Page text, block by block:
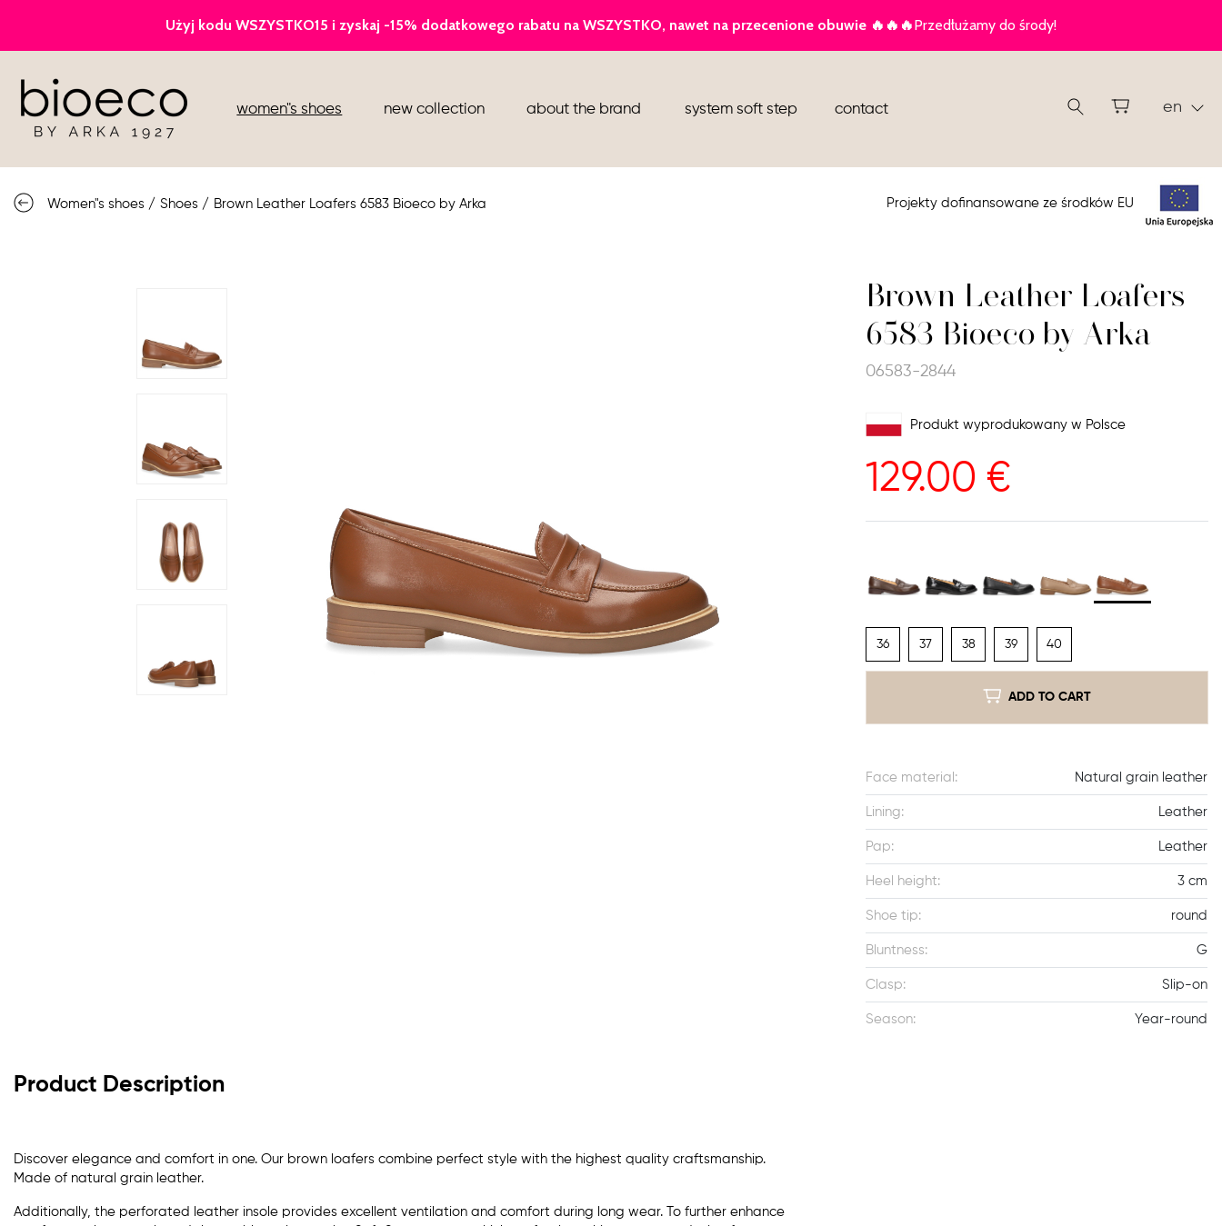
women"s shoes
sports
sandals ankle boots
knee high boots shoes
new collection about the brand system soft step contact en
Projekty dofinansowane ze środków EU
Women"s shoes / Shoes / Brown Leather Loafers 6583 Bioeco by Arka
Brown Leather Loafers
6583 Bioeco by Arka
06583-2844
Produkt wyprodukowany w Polsce
129.00 €
36 37 38 39 40
ADD TO CART
Face material: Natural grain leather
Lining: Leather
Pap: Leather
Heel height: 3 cm
Shoe tip: round
Bluntness: G
Clasp: Slip-on
Season: Year-round
Product Description
Discover elegance and comfort in one. Our brown loafers combine perfect style with the highest quality craftsmanship.
Made of natural grain leather.
Additionally, the perforated leather insole provides excellent ventilation and comfort during long wear. To further enhance